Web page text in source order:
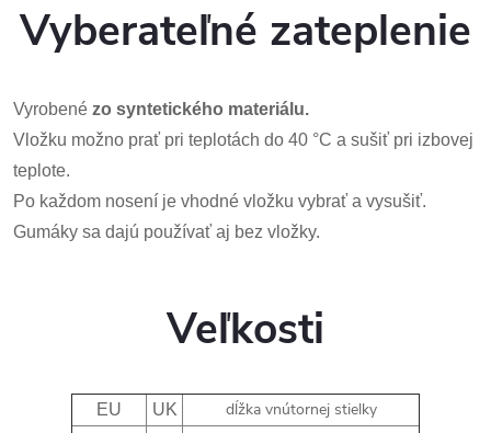
Vyberateľné zateplenie
Vyrobené zo syntetického materiálu.
Vložku možno prať pri teplotách do 40 °C a sušiť pri izbovej
teplote.
Po každom nosení je vhodné vložku vybrať a vysušiť.
Gumáky sa dajú používať aj bez vložky.
Veľkosti
EU UK dĺžka vnútornej stielky